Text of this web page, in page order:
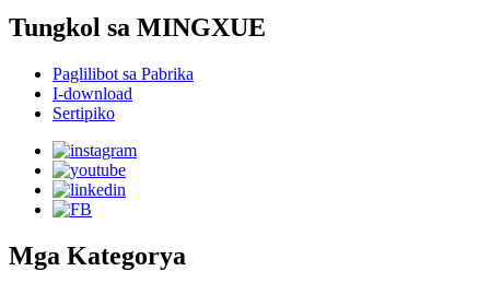
Tungkol sa MINGXUE
Paglilibot sa Pabrika
I-download
Sertipiko
Mga Kategorya